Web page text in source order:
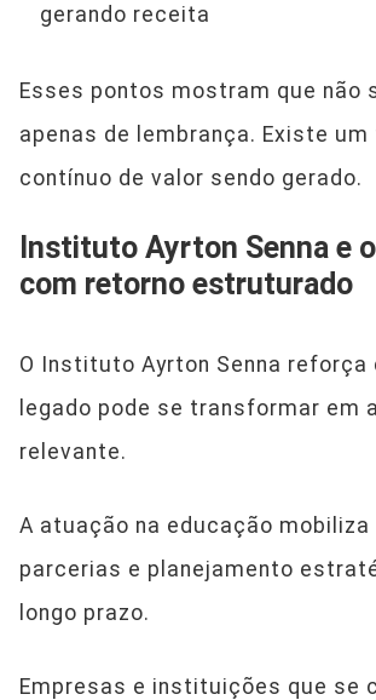
gerando receita
Esses pontos mostram que não
apenas de lembrança. Existe um
contínuo de valor sendo gerado.
Instituto Ayrton Senna e
com retorno estruturado
O Instituto Ayrton Senna reforça
legado pode se transformar em
relevante.
A atuação na educação
parcerias e planejamento
longo prazo.
Empresas e instituições que se